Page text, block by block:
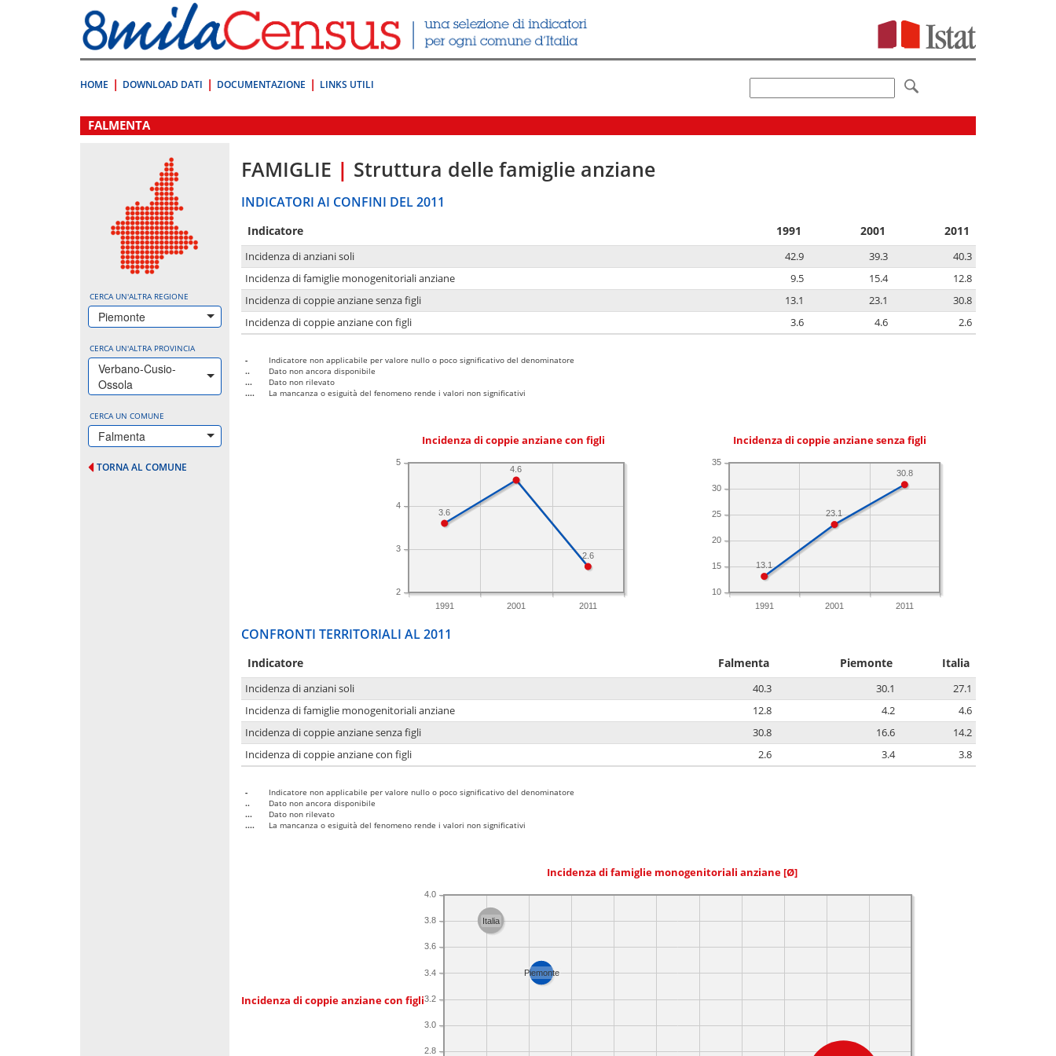
direttamente
a:
Contenuto
HOME DOWNLOAD DATI DOCUMENTAZIONE LINKS UTILI
.
FALMENTA
CERCA UN'ALTRA REGIONE
Piemonte
CERCA UN'ALTRA PROVINCIA
Verbano-Cusio-
Ossola
CERCA UN COMUNE
Falmenta
TORNA AL COMUNE
FAMIGLIE | Struttura delle famiglie anziane
INDICATORI AI CONFINI DEL 2011
Indicatore 1991 2001 2011
Incidenza di anziani soli 42.9 39.3
40.3
Incidenza di famiglie monogenitoriali anziane
9.5 15.4
12.8
Incidenza di coppie anziane senza figli
13.1 23.1
30.8
Incidenza di coppie anziane con figli
3.6 4.6 2.6
-
Indicatore non applicabile per valore nullo o poco significativo del denominatore
..
Dato non ancora disponibile
...
Dato non rilevato
....
La mancanza o esiguità del fenomeno rende i valori non significativi
Incidenza di coppie anziane con figli
1991 2001 2011
2
3
4
5
2.6
4.6
3.6
Incidenza di coppie anziane senza figli
1991 2001 2011
10
15
20
25
30
35
30.8
23.1
13.1
CONFRONTI TERRITORIALI AL 2011
Indicatore Falmenta Piemonte Italia
Incidenza di anziani soli 40.3 30.1
27.1
Incidenza di famiglie monogenitoriali anziane
12.8 4.2
4.6
Incidenza di coppie anziane senza figli
30.8 16.6
14.2
Incidenza di coppie anziane con figli
2.6 3.4 3.8
-
Indicatore non applicabile per valore nullo o poco significativo del denominatore
..
Dato non ancora disponibile
...
Dato non rilevato
....
La mancanza o esiguità del fenomeno rende i valori non significativi
Incidenza di famiglie monogenitoriali anziane [Ø]
Incidenza di coppie anziane con figli
2.8
3.0
3.2
3.4
3.6
3.8
4.0
Italia
Piemonte